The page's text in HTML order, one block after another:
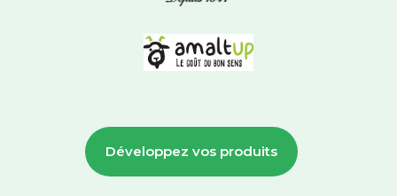
Développez vos produits